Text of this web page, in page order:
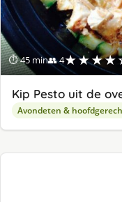
⏱ 45 min👥 4
Kip Pesto uit de
Avondeten &